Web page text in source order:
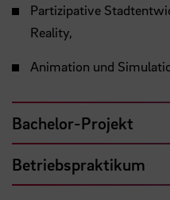
Partizipative
Reality,
Animation und
Bachelor-Projekt
Betriebspraktikum